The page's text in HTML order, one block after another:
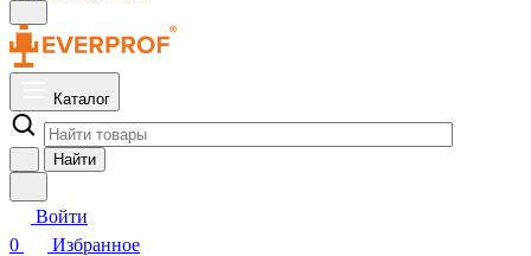
Каталог
Найти
Войти
0
Избранное